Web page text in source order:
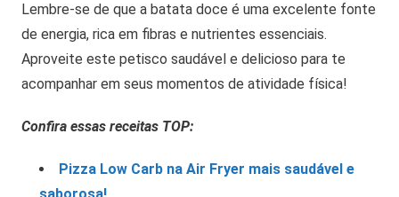
Lembre-se de que a batata doce é uma excelente fonte
de energia, rica em fibras e nutrientes essenciais.
Aproveite este petisco saudável e delicioso para te
acompanhar em seus momentos de atividade física!
Confira essas receitas TOP:
Pizza Low Carb na Air Fryer mais saudável e